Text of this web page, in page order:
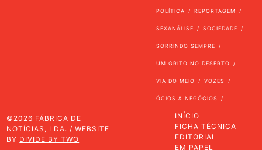
POLÍTICA REPORTAGEM
SEXANÁLISE SOCIEDADE
SORRINDO SEMPRE
UM GRITO NO DESERTO
VIA DO MEIO VOZES
ÓCIOS & NEGÓCIOS
©2026 FÁBRICA DE
NOTÍCIAS, LDA. / WEBSITE
BY DIVIDE BY TWO
INÍCIO
FICHA TÉCNICA
EDITORIAL
EM PAPEL